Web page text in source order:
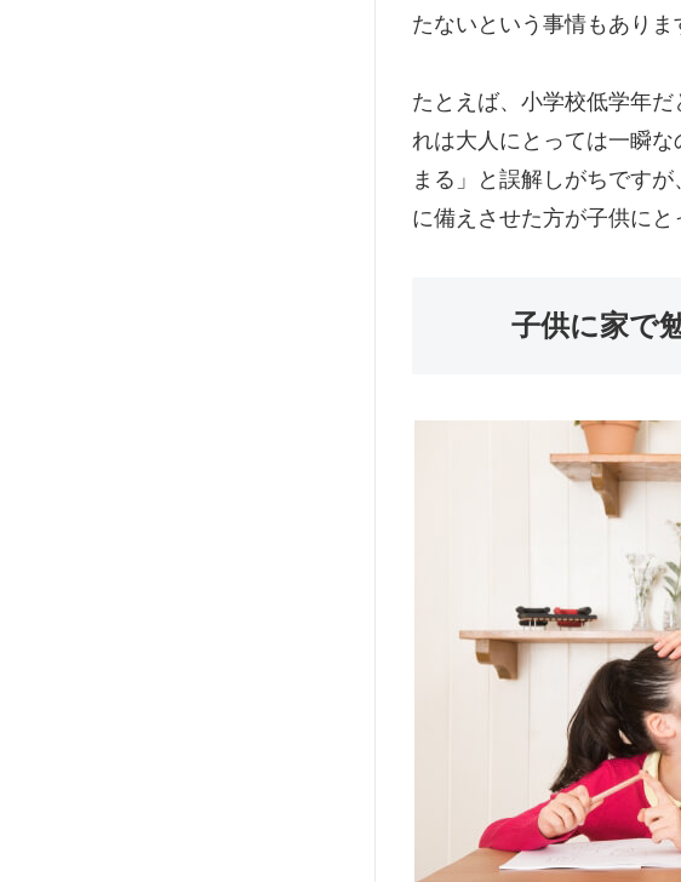
たないという事情もありま
たとえば、小学校低学年
れは大人にとっては一瞬
まる」と誤解しがちです
に備えさせた方が子供にと
子供に家で